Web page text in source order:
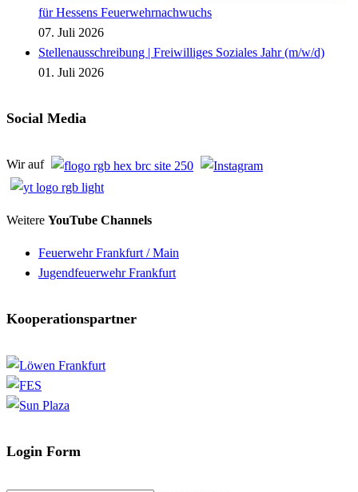
für Hessens Feuerwehrnachwuchs
07. Juli 2026
Stellenausschreibung | Freiwilliges Soziales Jahr (m/w/d)
01. Juli 2026
Social Media
Wir auf
Weitere YouTube Channels
Feuerwehr Frankfurt / Main
Jugendfeuerwehr Frankfurt
Kooperationspartner
Login Form